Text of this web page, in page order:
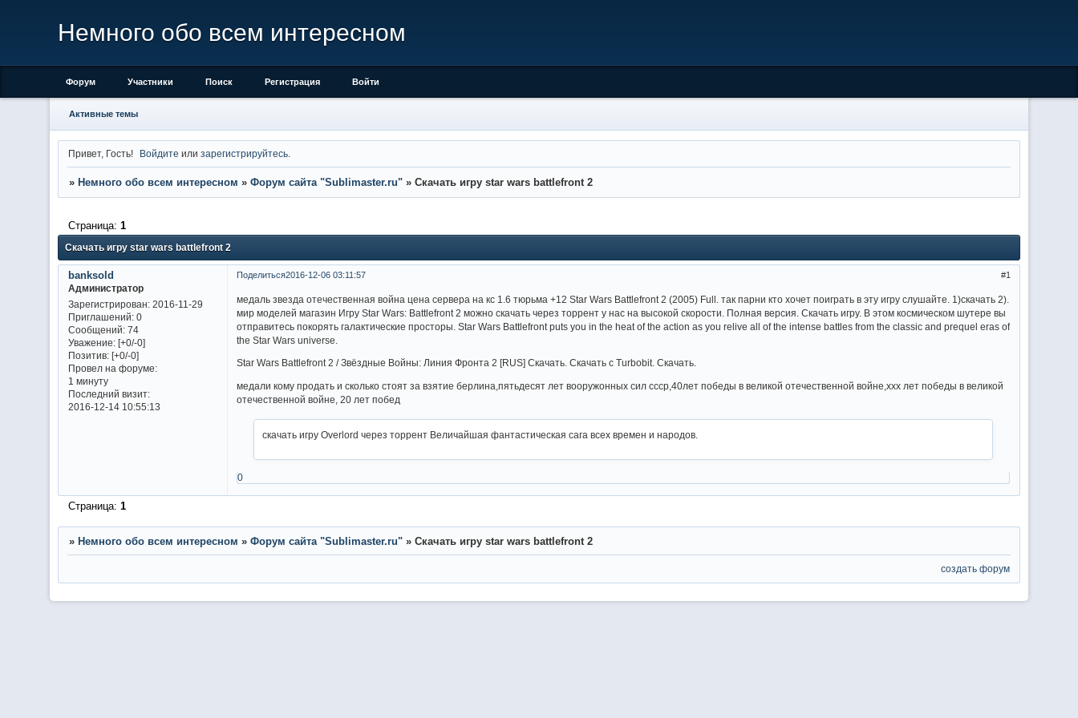
Немного обо всем интересном
Форум Участники Поиск Регистрация Войти
Активные темы
Привет, Гость! Войдите илизарегистрируйтесь
» Немного обо всем интересном » Форум сайта "Sublimaster.ru" » Скачать игру star wars battlefront 2
Скачать игру star wars battlefront 2
Страница: 1
Поделиться 1
2016-12-06 03:11:57
banksold
Администратор
Зарегистрирован: 2016-11-29
Приглашений:0
Сообщений:74
Уважение: [+0/-0]
Позитив: [+0/-0]
Провел на форуме:
1 минуту
Последний визит:
2016-12-14 10:55:13
медаль звезда отечественная война цена сервера на кс 1.6 тюрьма +12 Star Wars Battlefront 2 (2005) Full. так парни кто хочет поиграть в эту игру слушайте. 1)скачать 2).
мир моделей магазин Игру Star Wars: Battlefront 2 можно скачать через торрент у нас на высокой скорости. Полная версия. Скачать игру. В этом космическом шутере вы
отправитесь покорять галактические просторы. Star Wars Battlefront puts you in the heat of the action as you relive all of the intense battles from the classic and prequel eras of
the Star Wars universe.
Star Wars Battlefront 2 / Звёздные Войны: Линия Фронта 2 [RUS] Скачать. Скачать с Turbobit. Скачать.
медали кому продать и сколько стоят за взятие берлина,пятьдесят лет вооружонных сил ссср,40лет победы в великой отечественной войне,xxx лет победы в великой
отечественной войне, 20 лет побед
скачать игру Overlord через торрент Величайшая фантастическая сага всех времен и народов.
0
Страница: 1
» Немного обо всем интересном » Форум сайта "Sublimaster.ru" » Скачать игру star wars battlefront 2
создать форум